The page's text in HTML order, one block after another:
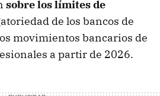
sobre los límites de
de los bancos de
movimientos bancarios de
a partir de 2026.